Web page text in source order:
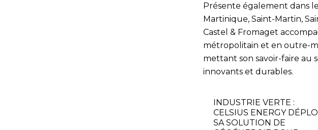
Présente également dans
Martinique, Saint-Martin,
Castel & Fromaget
métropolitain et en outre-
mettant son savoir-faire au
innovants et durables.
INDUSTRIE VERTE :
CELSIUS ENERGY
SA SOLUTION DE